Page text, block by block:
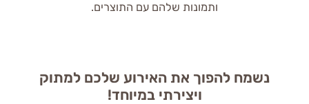
ותמונות שלהם עם התוצרים.
נשמח להפוך את האירוע שלכם למתוק
ויצירתי במיוחד!